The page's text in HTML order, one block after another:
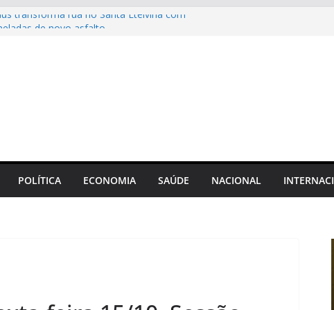
transforma rua no Santa Etelvina com
rua no bairro Redenção
POLÍTICA ECONOMIA SAÚDE NACIONAL